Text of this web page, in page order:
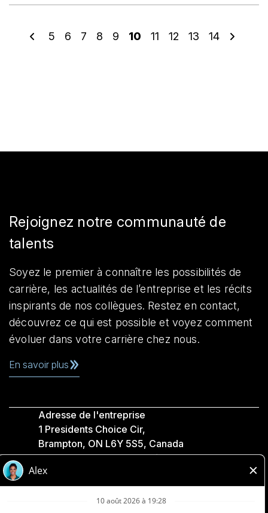
5 6 7 8 9 10 11 12 13 14
Rejoignez notre communauté de
talents
Soyez le premier à connaître les possibilités de
carrière, les actualités de l’entreprise et les récits
inspirants de nos collègues. Restez en contact,
découvrez ce qui est possible et voyez comment
évoluer dans votre carrière chez nous.
En savoir plus
Adresse de l'entreprise
1 Presidents Choice Cir,
Brampton, ON L6Y 5S5, Canada
Politique de confidentialité